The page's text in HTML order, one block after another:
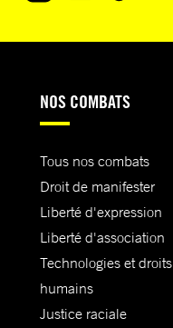
NOS COMBATS
Tous nos combats
Droit de manifester
Liberté d'expression
Liberté d'association
Technologies et droits
humains
Justice raciale